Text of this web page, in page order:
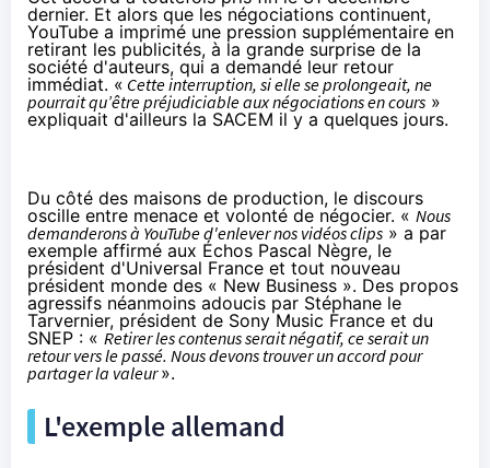
dernier. Et alors que les négociations continuent,
YouTube a imprimé une pression supplémentaire en
retirant les publicités, à la grande surprise de la
société d'auteurs, qui a demandé leur retour
immédiat. « Cette interruption, si elle se prolongeait, ne
pourrait qu’être préjudiciable aux négociations en cours »
expliquait d'ailleurs la SACEM il y a quelques jours.
Du côté des maisons de production, le discours
oscille entre menace et volonté de négocier. « Nous
demanderons à YouTube d'enlever nos vidéos clips » a par
exemple affirmé aux Échos Pascal Nègre, le
président d'Universal France et tout nouveau
président monde des « New Business ». Des propos
agressifs néanmoins adoucis par Stéphane le
Tarvernier, président de Sony Music France et du
SNEP : « Retirer les contenus serait négatif, ce serait un
retour vers le passé. Nous devons trouver un accord pour
partager la valeur».
L'exemple allemand